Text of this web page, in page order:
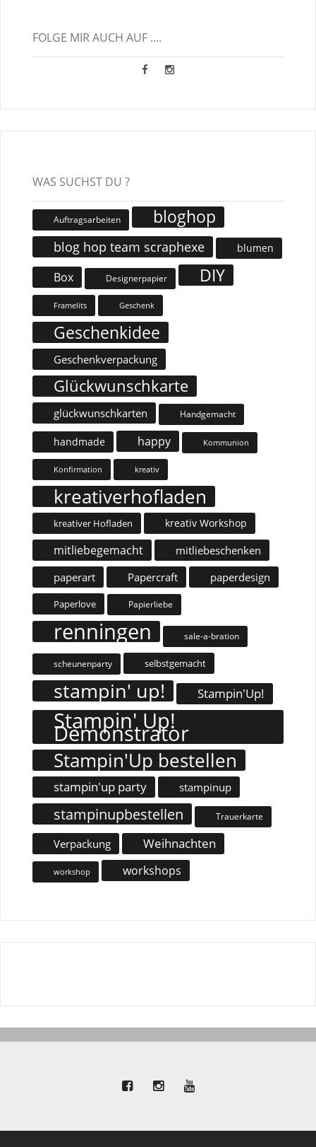
FOLGE MIR AUCH AUF ....
WAS SUCHST DU ?
Auftragsarbeiten bloghop
blog hop team scraphexe blumen
Box Designerpapier DIY
Framelits Geschenk
Geschenkidee
Geschenkverpackung
Glückwunschkarte
glückwunschkarten Handgemacht
handmade happy Kommunion
Konfirmation kreativ
kreativerhofladen
kreativer Hofladen kreativ Workshop
mitliebegemacht
mitliebeschenken
paperart
Papercraft paperdesign
Paperlove Papierliebe
renningen sale-a-bration
scheunenparty selbstgemacht
stampin' up! Stampin'Up!
Stampin' Up!
Demonstrator
Stampin'Up bestellen
stampin'up party stampinup
stampinupbestellen Trauerkarte
Verpackung Weihnachten
workshop workshops